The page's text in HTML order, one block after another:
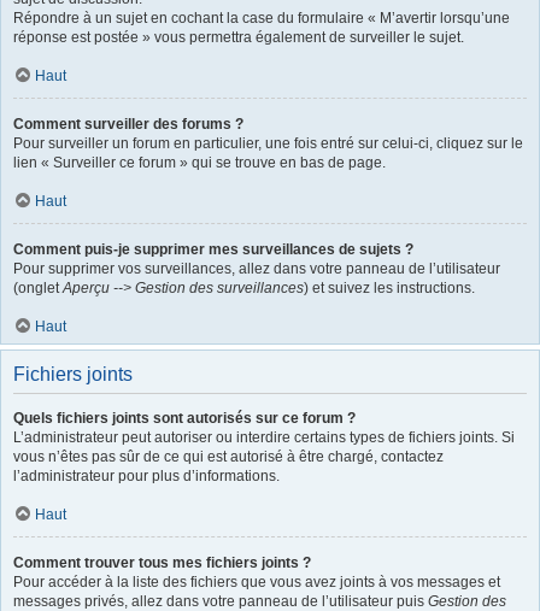
Répondre à un sujet en cochant la case du formulaire « M’avertir lorsqu’une
réponse est postée » vous permettra également de surveiller le sujet.
Haut
Comment surveiller des forums ?
Pour surveiller un forum en particulier, une fois entré sur celui-ci, cliquez sur le
lien « Surveiller ce forum » qui se trouve en bas de page.
Haut
Comment puis-je supprimer mes surveillances de sujets ?
Pour supprimer vos surveillances, allez dans votre panneau de l’utilisateur
(ongletAperçu --> Gestion des surveillances) et suivez les instructions.
Haut
Fichiers joints
Quels fichiers joints sont autorisés sur ce forum ?
L’administrateur peut autoriser ou interdire certains types de fichiers joints. Si
vous n’êtes pas sûr de ce qui est autorisé à être chargé, contactez
l’administrateur pour plus d’informations.
Haut
Comment trouver tous mes fichiers joints ?
Pour accéder à la liste des fichiers que vous avez joints à vos messages et
messages privés, allez dans votre panneau de l’utilisateur puis Gestion des